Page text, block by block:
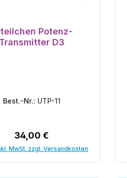
Potenz-
Transmitter D3
Best.-Nr.: UTP-11
Regulärer Preis:
34,00 €
MwSt. zzgl. Versandkosten